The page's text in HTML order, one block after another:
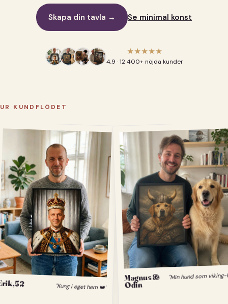
Skapa din tavla → Se minimal konst
★★★★★
4,9 · 12 400+ nöjda kunder
UR KUNDFLÖDET
52 "Kung i eget hem 👑"
Magnus &
Odin